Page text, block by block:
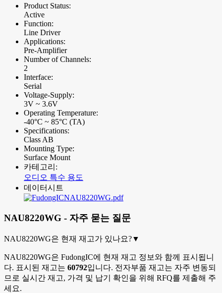
Product Status:
Active
Function:
Line Driver
Applications:
Pre-Amplifier
Number of Channels:
2
Interface:
Serial
Voltage-Supply:
3V ~ 3.6V
Operating Temperature:
-40°C ~ 85°C (TA)
Specifications:
Class AB
Mounting Type:
Surface Mount
카테고리:
오디오 특수 용도
데이터시트
NAU8220WG.pdf
NAU8220WG - 자주 묻는 질문
NAU8220WG은 현재 재고가 있나요?▼
NAU8220WG은 FudongIC에 현재 재고 정보와 함께 표시됩니
다. 표시된 재고는 60792입니다. 전자부품 재고는 자주 변동되
므로 실시간 재고, 가격 및 납기 확인을 위해 RFQ를 제출해 주
세요.